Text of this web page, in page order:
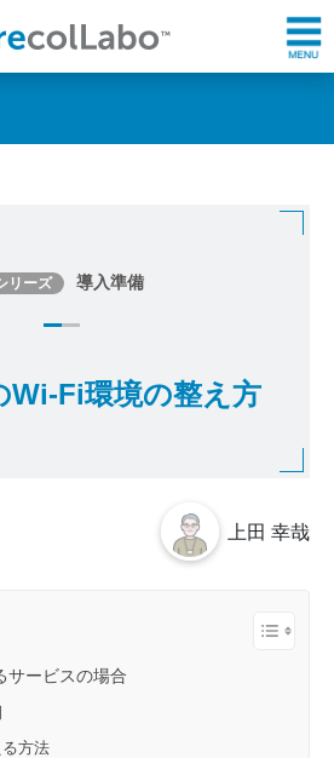
リーズ 導入準備
Wi-Fi環境の整え方
上田 幸哉
サービスの場合
方法